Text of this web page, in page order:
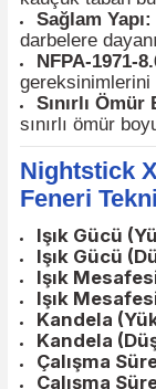
Yüksek/
modda 11.5
esnek
Yeşil Arka
bile
Kauçuk
kauçuk taban
Sağlam
darbelere
NFPA-
Sınırlı
sınırlı ömür
Nightstick